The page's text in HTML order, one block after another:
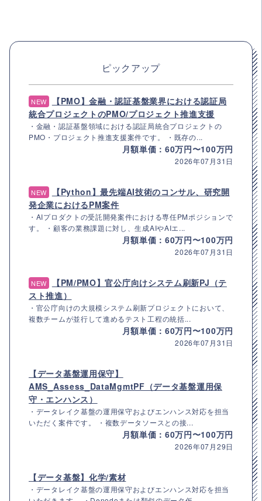
ピックアップ
NEW
【PMO】金融・認証基盤業界における認証局
統合プロジェクトのPMO/プロジェクト推進支援
・金融・認証基盤領域における認証局統合プロジェクトの
PMO・プロジェクト推進支援案件です。 ・既存の...
月額単価：60万円〜100万円
2026年07月31日
NEW
【Python】最先端AI技術のコンサル、研究開
発企業におけるPM案件
・AIプロダクトの受託開発案件における専任PMポジションで
す。 ・顧客の業務課題に対し、生成AIやAIエ...
月額単価：60万円〜100万円
2026年07月31日
NEW
【PM/PMO】官公庁向けシステム刷新PJ（テ
スト推進）
・官公庁向けの大規模システム刷新プロジェクトにおいて、
複数チームが並行して進めるテスト工程の統括...
月額単価：60万円〜100万円
2026年07月31日
【データ基盤運用保守】
AMS_Assess_DataMgmtPF（データ基盤運用保
守・エンハンス）
・データレイク基盤の運用保守およびエンハンス対応を担当
いただく案件です。 ・複数データソースとの接...
月額単価：60万円〜100万円
2026年07月29日
【データ基盤】化学/素材
・データレイク基盤の運用保守およびエンハンス対応を担当